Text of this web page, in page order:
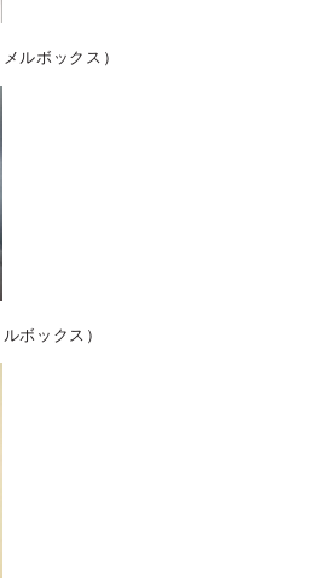
ルボックス）
ボックス）